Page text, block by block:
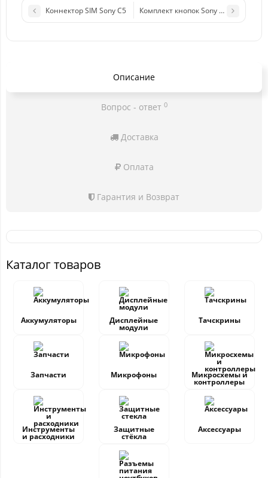
Коннектор SIM Sony C5 Комплект кнопок Sony D5803 (Z3
Описание
Вопрос - ответ 0
Доставка
Оплата
Гарантия и Возврат
Каталог товаров
Аккумуляторы Дисплейные
модули
Тачскрины
Запчасти Микрофоны Микросхемы и
контроллеры
Инструменты
и расходники
Защитные
стёкла
Аксессуары